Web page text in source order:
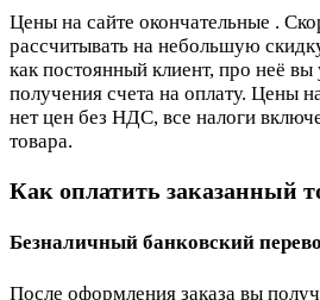
Цены на сайте окончательные .
рассчитывать на небольшую
как постоянный клиент, про неё вы
получения счета на оплату. Цены
нет цен без НДС, все налоги
товара.
Как оплатить заказанный
Безналичный банковский
После оформления заказа вы